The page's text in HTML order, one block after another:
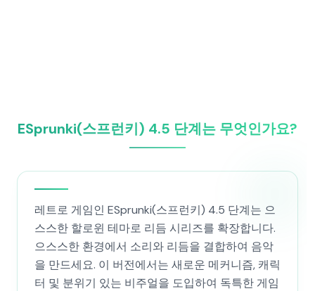
ESprunki(스프런키) 4.5 단계는 무엇인가요?
레트로 게임인 ESprunki(스프런키) 4.5 단계는 으
스스한 할로윈 테마로 리듬 시리즈를 확장합니다.
으스스한 환경에서 소리와 리듬을 결합하여 음악
을 만드세요. 이 버전에서는 새로운 메커니즘, 캐릭
터 및 분위기 있는 비주얼을 도입하여 독특한 게임